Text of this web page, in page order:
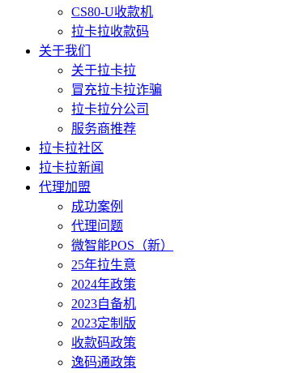
CS80-U收款机
拉卡拉收款码
关于我们
关于拉卡拉
冒充拉卡拉诈骗
拉卡拉分公司
服务商推荐
拉卡拉社区
拉卡拉新闻
代理加盟
成功案例
代理问题
微智能POS（新）
25年拉生意
2024年政策
2023自备机
2023定制版
收款码政策
逸码通政策